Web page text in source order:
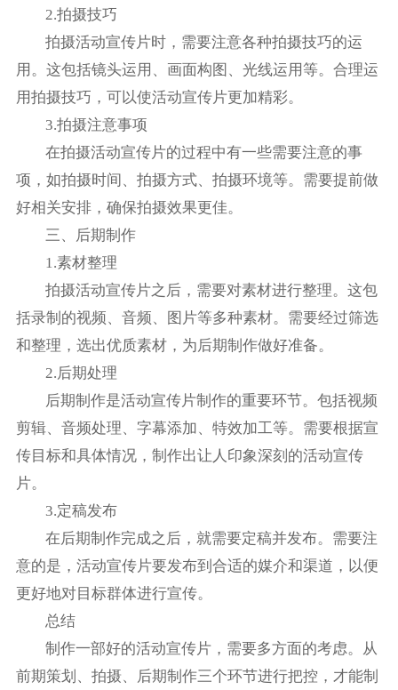
2.拍摄技巧
拍摄活动宣传片时，需要注意各种拍摄技巧的运
用。这包括镜头运用、画面构图、光线运用等。合理运
用拍摄技巧，可以使活动宣传片更加精彩。
3.拍摄注意事项
在拍摄活动宣传片的过程中有一些需要注意的事
项，如拍摄时间、拍摄方式、拍摄环境等。需要提前做
好相关安排，确保拍摄效果更佳。
三、后期制作
1.素材整理
拍摄活动宣传片之后，需要对素材进行整理。这包
括录制的视频、音频、图片等多种素材。需要经过筛选
和整理，选出优质素材，为后期制作做好准备。
2.后期处理
后期制作是活动宣传片制作的重要环节。包括视频
剪辑、音频处理、字幕添加、特效加工等。需要根据宣
传目标和具体情况，制作出让人印象深刻的活动宣传
片。
3.定稿发布
在后期制作完成之后，就需要定稿并发布。需要注
意的是，活动宣传片要发布到合适的媒介和渠道，以便
更好地对目标群体进行宣传。
总结
制作一部好的活动宣传片，需要多方面的考虑。从
前期策划、拍摄、后期制作三个环节进行把控，才能制